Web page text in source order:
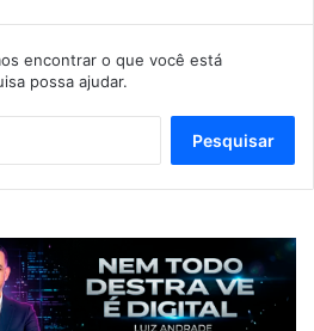
encontrar o que você está
possa ajudar.